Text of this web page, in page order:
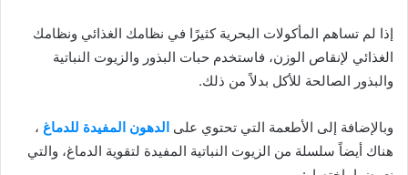
إذا لم تساهم المأكولات البحرية كثيرًا في نظامك الغذائي ونظامك
الغذائي لإنقاص الوزن، فاستخدم حبات البذور والزيوت النباتية
والبذور الصالحة للأكل بدلاً من ذلك.
وبالإضافة إلى الأطعمة التي تحتوي على الدهون المفيدة للدماغ ،
هناك أيضاً سلسلة من الزيوت النباتية المفيدة لتقوية الدماغ، والتي